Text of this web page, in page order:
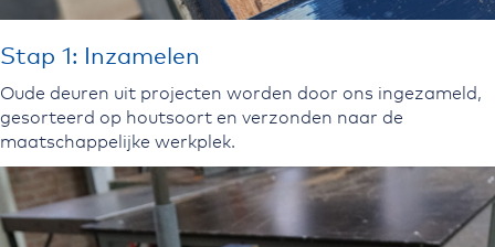
Stap 1: Inzamelen
Oude deuren uit projecten worden door ons ingezameld,
gesorteerd op houtsoort en verzonden naar de
maatschappelijke werkplek.